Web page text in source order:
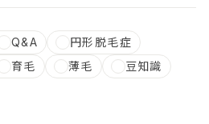
Q&A
円形脱毛症
育毛 薄毛
豆知識